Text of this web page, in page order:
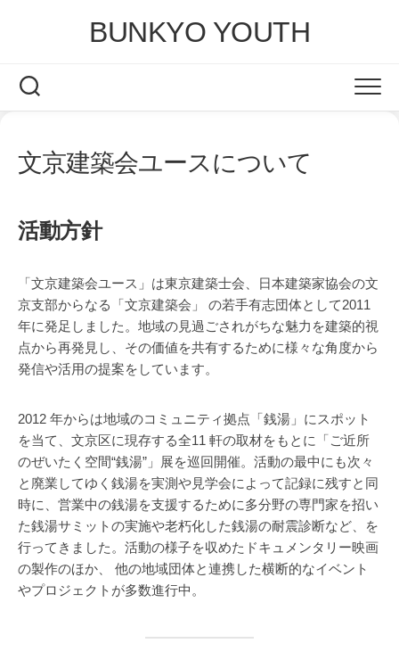
BUNKYO YOUTH
文京建築会ユースについて
活動方針
「文京建築会ユース」は東京建築士会、日本建築家協会の文
京支部からなる「文京建築会」 の若手有志団体として2011
年に発足しました。地域の見過ごされがちな魅力を建築的視
点から再発見し、その価値を共有するために様々な角度から
発信や活用の提案をしています。
2012 年からは地域のコミュニティ拠点「銭湯」にスポット
を当て、文京区に現存する全11 軒の取材をもとに「ご近所
のぜいたく空間“銭湯”」展を巡回開催。活動の最中にも次々
と廃業してゆく銭湯を実測や見学会によって記録に残すと同
時に、営業中の銭湯を支援するために多分野の専門家を招い
た銭湯サミットの実施や老朽化した銭湯の耐震診断など、を
行ってきました。活動の様子を収めたドキュメンタリー映画
の製作のほか、 他の地域団体と連携した横断的なイベント
やプロジェクトが多数進行中。